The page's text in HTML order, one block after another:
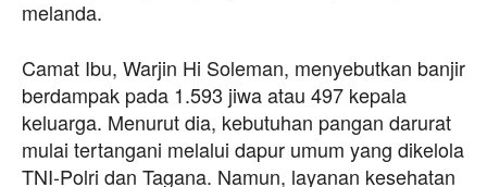
melanda.
Camat Ibu, Warjin Hi Soleman, menyebutkan banjir
berdampak pada 1.593 jiwa atau 497 kepala
keluarga. Menurut dia, kebutuhan pangan darurat
mulai tertangani melalui dapur umum yang dikelola
TNI-Polri dan Tagana. Namun, layanan kesehatan